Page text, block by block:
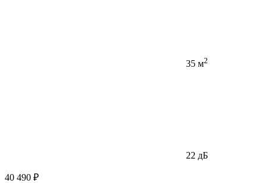
35 м2
22 дБ
40 490 ₽